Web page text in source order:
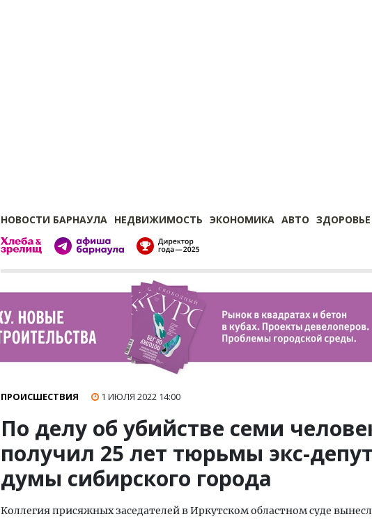
НОВОСТИ БАРНАУЛА НЕДВИЖИМОСТЬ ЭКОНОМИКА АВТО ЗДОРОВЬЕ
ПРОИСШЕСТВИЯ 1 ИЮЛЯ 2022 14:00
По делу об убийстве семи
получил 25 лет тюрьмы экс-
думы сибирского города
Коллегия присяжных заседателей в Иркутском областном суде